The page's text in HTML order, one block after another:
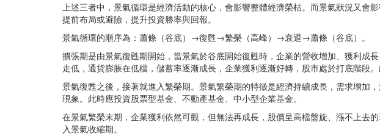
上述三者中，景氣循環是經濟活動的核心，會影響整體經濟榮枯。而景氣狀況又會
提前布局或避險，提升投資勝率與回報。
景氣循環的順序為：蕭條（谷底）→復甦→繁榮（高峰）→衰退→蕭條（谷底）。
擴張期是由景氣復甦期開始，當景氣於谷底開始復甦時，企業的營收增加、獲利成
走低，通貨膨脹在低檔，儲蓄率逐漸成長，企業獲利逐漸好轉，股市處於打底階段
景氣復甦之後，接著就進入繁榮期。景氣繁榮期的特徵是經濟持續成長，需求增加
現象。此時應投資股票型基金、不動產基金、中小型企業基金。
在景氣繁榮末期，企業獲利依然可觀，但無法再成長，股價呈高檔盤旋、漲不上去
入景氣收縮期。